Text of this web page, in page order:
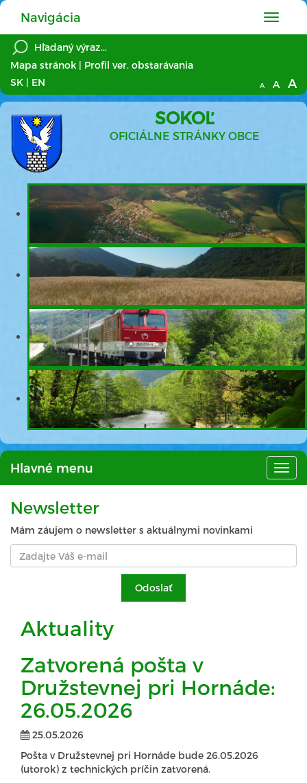
Hlavné
menu
Navigácia
Mapa stránok | Profil ver. obstarávania
SK | EN A A A
SOKOĽ
OFICIÁLNE STRÁNKY OBCE
Hlavné menu
Newsletter
Mám záujem o newsletter s aktuálnymi novinkami
Aktuality
Zatvorená pošta v
Družstevnej pri Hornáde:
26.05.2026
25.05.2026
Pošta v Družstevnej pri Hornáde bude 26.05.2026
(utorok) z technických príčin zatvorená.